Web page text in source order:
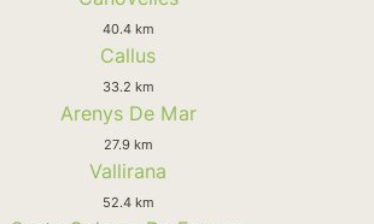
40.4 km
Callus
33.2 km
Arenys De Mar
27.9 km
Vallirana
52.4 km